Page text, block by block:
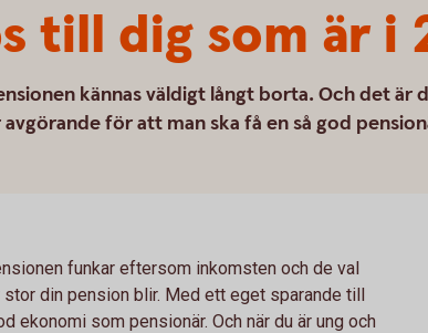
till dig som är i
kännas väldigt långt borta. Och det är
för att man ska få en så god
funkar eftersom inkomsten och de val
din pension blir. Med ett eget sparande till
ekonomi som pensionär. Och när du är ung och